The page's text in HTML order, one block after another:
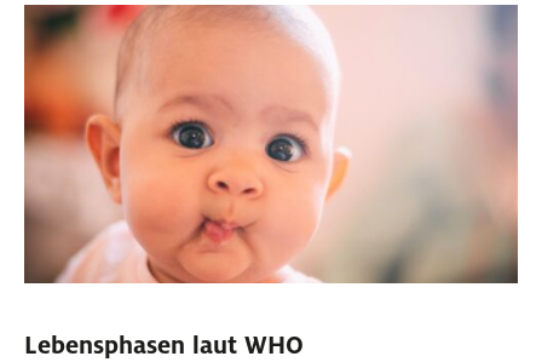
Lebensphasen laut WHO